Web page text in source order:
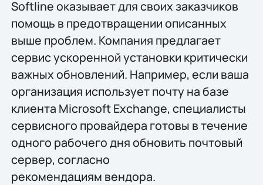
Softline оказывает для своих заказчиков
помощь в предотвращении описанных
выше проблем. Компания предлагает
сервис ускоренной установки критически
важных обновлений. Например, если ваша
организация использует почту на базе
клиента Microsoft Exchange, специалисты
сервисного провайдера готовы в течение
одного рабочего дня обновить почтовый
сервер, согласно
рекомендациям вендора.